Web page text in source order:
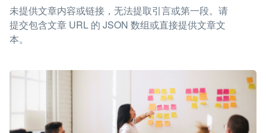
未提供文章内容或链接，无法提取引言或第一段。请
提交包含文章 URL 的 JSON 数组或直接提供文章文
本。